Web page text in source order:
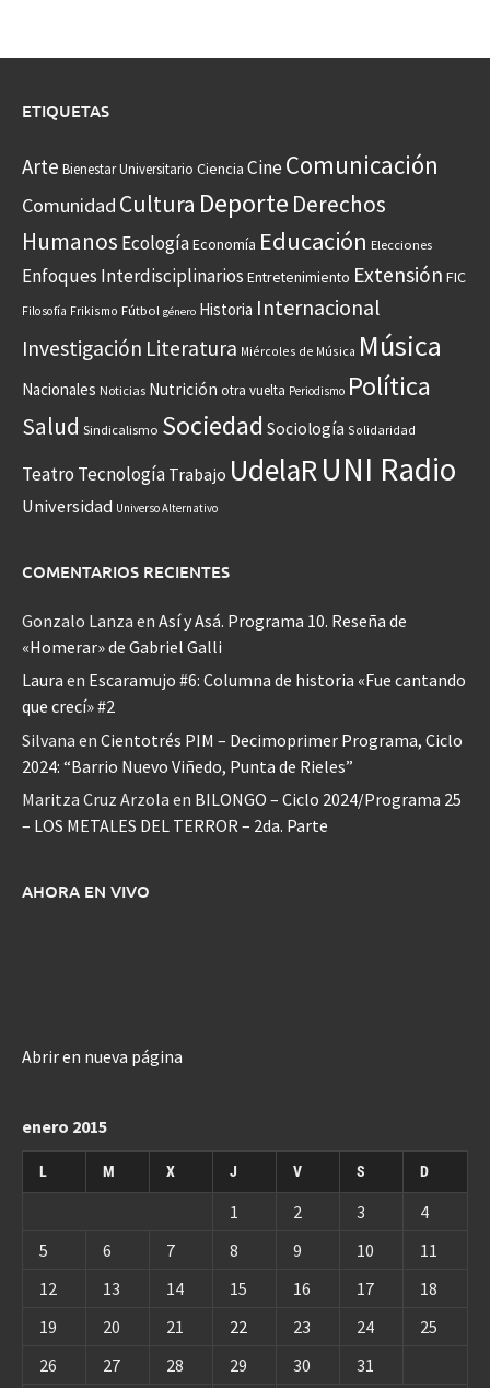
ETIQUETAS
Arte Bienestar Universitario Ciencia CineComunicación
Comunidad Cultura Deporte Derechos
Humanos EcologíaEconomía Educación Elecciones
Enfoques Interdisciplinarios Entretenimiento Extensión FIC
Filosofía Frikismo Fútbol género Historia Internacional
Investigación Literatura Miércoles de Música Música
Nacionales Noticias Nutrición otra vuelta Periodismo Política
Salud Sindicalismo Sociedad Sociología Solidaridad
Teatro Tecnología Trabajo UdelaR UNI Radio
Universidad Universo Alternativo
COMENTARIOS RECIENTES
Gonzalo Lanza en Así y Asá. Programa 10. Reseña de
«Homerar» de Gabriel Galli
Laura en Escaramujo #6: Columna de historia «Fue cantando
que crecí» #2
Silvana en Cientotrés PIM – Decimoprimer Programa, Ciclo
2024: “Barrio Nuevo Viñedo, Punta de Rieles”
Maritza Cruz Arzola en BILONGO – Ciclo 2024/Programa 25
– LOS METALES DEL TERROR – 2da. Parte
AHORA EN VIVO
Abrir en nueva página
enero 2015
L M X J V S D
1 2 3
4
5
6 7 8 9 10
11
12
13 14 15 16 17
18
19
20 21 22 23 24
25
26
27 28 29 30 31